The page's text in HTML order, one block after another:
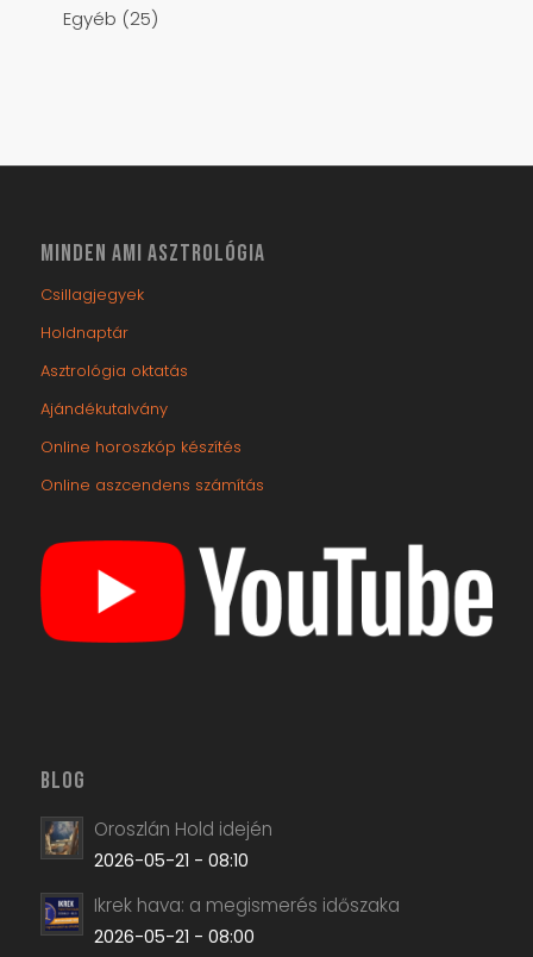
Egyéb (25)
MINDEN AMI ASZTROLÓGIA
Csillagjegyek
Holdnaptár
Asztrológia oktatás
Ajándékutalvány
Online horoszkóp készítés
Online aszcendens számítás
BLOG
Oroszlán Hold idején
2026-05-21 - 08:10
Ikrek hava: a megismerés időszaka
2026-05-21 - 08:00